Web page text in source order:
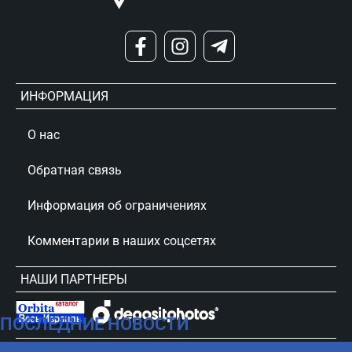
ПОСЛЕДНИЕ НОВОСТИ
ИНФОРМАЦИЯ
О нас
Обратная связь
Информация об ограничениях
Комментарии в наших соцсетях
НАШИ ПАРТНЕРЫ